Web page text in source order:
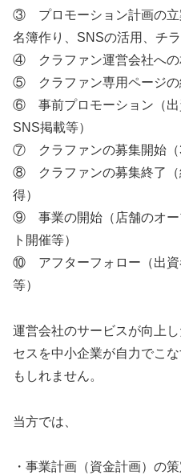
③ プロモーション計画の立
名簿作り、SNSの活用、チ
④ クラファン運営会社への
⑤ クラファン専用ページの
⑥ 事前プロモーション（出
SNS掲載等）
⑦ クラファンの募集開始（
⑧ クラファンの募集終了（
得）
⑨ 事業の開始（店舗のオー
ト開催等）
⑩ アフターフォロー（出資
等）
運営会社のサービスが向上
セスを中小企業が自力でこ
もしれません。
当方では、
・事業計画（資金計画）の